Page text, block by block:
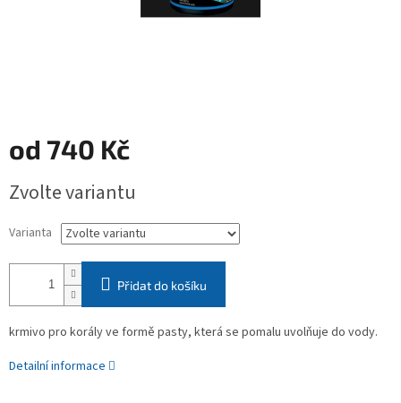
od 740 Kč
cena:
Zvolte variantu
Varianta
Přidat do košíku
krmivo pro korály ve formě pasty, která se pomalu uvolňuje do vody.
Detailní informace